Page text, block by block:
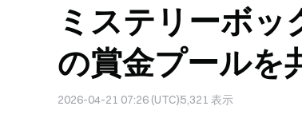
ミステリーボッ
の賞金プールを
2026-04-21 07:26 (UTC)5,321 表示